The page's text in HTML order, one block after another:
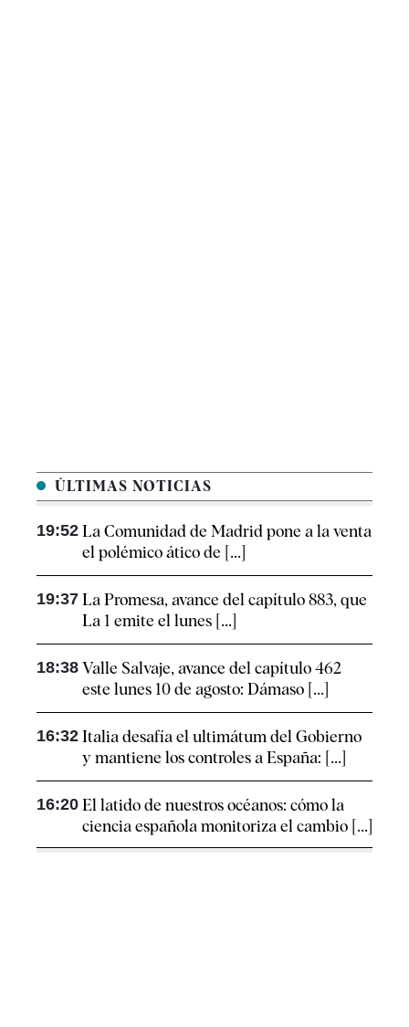
ÚLTIMAS NOTICIAS
19:52 La Comunidad de Madrid pone a la venta
el polémico ático de [...]
19:37 La Promesa, avance del capítulo 883, que
La 1 emite el lunes [...]
18:38 Valle Salvaje, avance del capítulo 462
este lunes 10 de agosto: Dámaso [...]
16:32 Italia desafía el ultimátum del Gobierno
y mantiene los controles a España: [...]
16:20 El latido de nuestros océanos: cómo la
ciencia española monitoriza el cambio [...]